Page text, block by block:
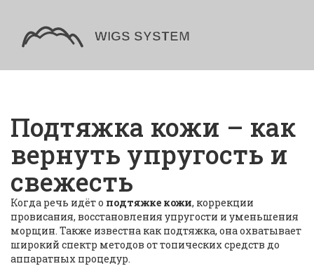
Подтяжка кожи – как
вернуть упругость и
свежесть
Когда речь идёт о подтяжке кожи, коррекции
провисания, восстановления упругости и уменьшения
морщин. Также известна как подтяжка, она охватывает
широкий спектр методов от топических средств до
аппаратных процедур.